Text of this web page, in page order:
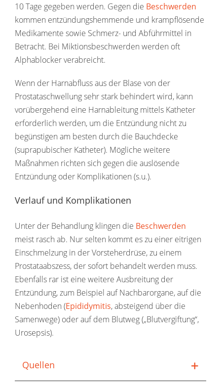
10 Tage gegeben werden. Gegen die Beschwerden
kommen entzündungshemmende und krampflösende
Medikamente sowie Schmerz- und Abführmittel in
Betracht. Bei Miktionsbeschwerden werden oft
Alphablocker verabreicht.
Wenn der Harnabfluss aus der Blase von der
Prostataschwellung sehr stark behindert wird, kann
vorübergehend eine Harnableitung mittels Katheter
erforderlich werden, um die Entzündung nicht zu
begünstigen am besten durch die Bauchdecke
(suprapubischer Katheter). Mögliche weitere
Maßnahmen richten sich gegen die auslösende
Entzündung oder Komplikationen (s.u.).
Verlauf und Komplikationen
Unter der Behandlung klingen die Beschwerden
meist rasch ab. Nur selten kommt es zu einer eitrigen
Einschmelzung in der Vorsteherdrüse, zu einem
Prostataabszess, der sofort behandelt werden muss.
Ebenfalls rar ist eine weitere Ausbreitung der
Entzündung, zum Beispiel auf Nachbarorgane, auf die
Nebenhoden (Epididymitis, absteigend über die
Samenwege) oder auf dem Blutweg („Blutvergiftung“,
Urosepsis).
Quellen